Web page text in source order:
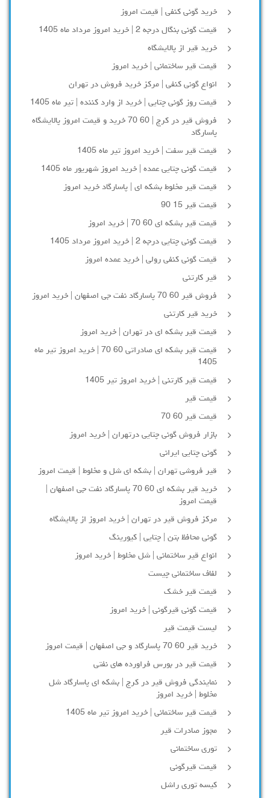
خرید گونی کنفی | قیمت امروز
قیمت گونی بنگال درجه 2 | خرید امروز مرداد ماه 1405
خرید قیر از پالایشگاه
قیمت قیر ساختمانی | خرید امروز
انواع گونی کنفی | مرکز خرید فروش در تهران
قیمت روز گونی چتایی | خرید از وارد کننده | تیر ماه 1405
فروش قیر در کرج | 60 70 خرید و قیمت امروز پالایشگاه
پاسارگاد
قیمت قیر سفت | خرید امروز تیر ماه 1405
قیمت گونی چتایی عمده | خرید امروز شهریور ماه 1405
قیمت قیر مخلوط بشکه ای | پاسارگاد خرید امروز
قیمت قیر 15 90
قیمت قیر بشکه ای 60 70 | خرید امروز
قیمت گونی چتایی درجه 2 | خرید امروز مرداد 1405
قیمت گونی کنفی رولی | خرید عمده امروز
قیر کارتنی
فروش قیر 60 70 پاسارگاد نفت جی اصفهان | خرید امروز
خرید قیر کارتنی
قیمت قیر بشکه ای در تهران | خرید امروز
قیمت قیر بشکه ای صادراتی 60 70 | خرید امروز تیر ماه
1405
قیمت قیر کارتنی | خرید امروز تیر 1405
قیمت قیر
قیمت قیر 60 70
بازار فروش گونی چتایی درتهران | خرید امروز
گونی چتایی ایرانی
قیر فروشی تهران | بشکه ای شل و مخلوط | قیمت امروز
خرید قیر بشکه ای 60 70 پاسارگاد نفت جی اصفهان |
قیمت امروز
مرکز فروش قیر در تهران | خرید امروز از پالایشگاه
گونی محافظ بتن | چتایی | کیورینگ
انواع قیر ساختمانی | شل مخلوط | خرید امروز
لفاف ساختمانی چیست
قیمت قیر خشک
قیمت گونی قیرگونی | خرید امروز
لیست قیمت قیر
خرید قیر 60 70 پاسارگاد و جی اصفهان | قیمت امروز
قیمت قیر در بورس فراورده های نفتی
نمایندگی فروش قیر در کرج | بشکه ای پاسارگاد شل
مخلوط | خرید امروز
قیمت قیر ساختمانی | خرید امروز تیر ماه 1405
مجوز صادرات قیر
توری ساختمانی
قیمت قیرگونی
کیسه توری راشل